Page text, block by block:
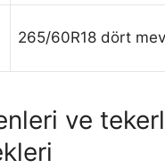
265/60R18 dört
ve